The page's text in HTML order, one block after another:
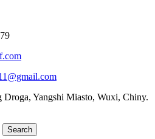
Yangshi Miasto, Wuxi, Chiny.